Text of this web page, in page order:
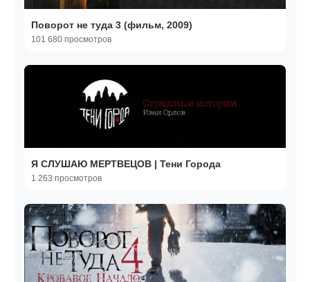
Поворот не туда 3 (фильм, 2009)
101 680 просмотров
Я СЛУШАЮ МЕРТВЕЦОВ | Тени Города
1 263 просмотров